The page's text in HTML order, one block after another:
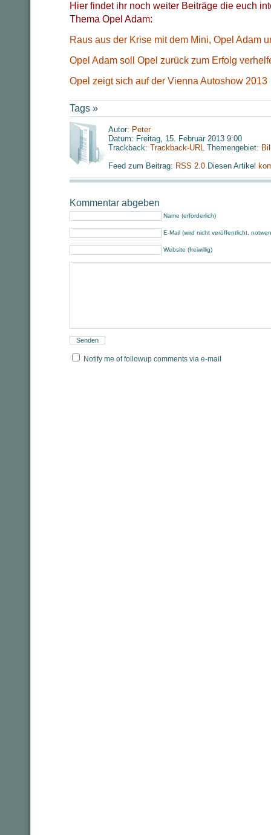
Hier findet ihr noch weiter Beiträge die euch
Thema Opel Adam:
Raus aus der Krise mit dem Mini, Opel Adam
Opel Adam soll Opel zurück zum Erfolg
Opel zeigt sich auf der Vienna Autoshow 2013
Tags »
Autor: Peter
Datum: Freitag, 15. Februar 2013 9:00
Trackback: Trackback-URL Themengebiet:
Feed zum Beitrag: RSS 2.0 Diesen Artikel
Kommentar abgeben
Name (erforderlich)
E-Mail (wird nicht veröffentlicht,
Website (freiwillig)
Notify me of followup comments via e-mail